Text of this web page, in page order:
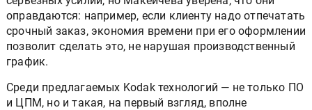
оправдаются: например, если клиенту надо отпечатать
срочный заказ, экономия времени при его оформлении
позволит сделать это, не нарушая производственный
график.
Среди предлагаемых Kodak технологий — не только ПО
и ЦПМ, но и такая, на первый взгляд, вполне